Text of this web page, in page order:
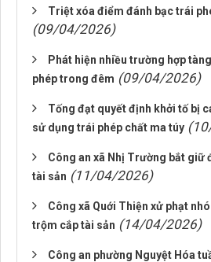
Triệt xóa điểm đánh bạc trái
(09/04/2026)
Phát hiện nhiều trường hợp
phép trong đêm (09/04/2026)
Tống đạt quyết định khởi tố bị
sử dụng trái phép chất ma túy
Công an xã Nhị Trường bắt giữ
tài sản (11/04/2026)
Công xã Quới Thiện xử phạt
trộm cắp tài sản (14/04/2026)
Công an phường Nguyệt Hóa